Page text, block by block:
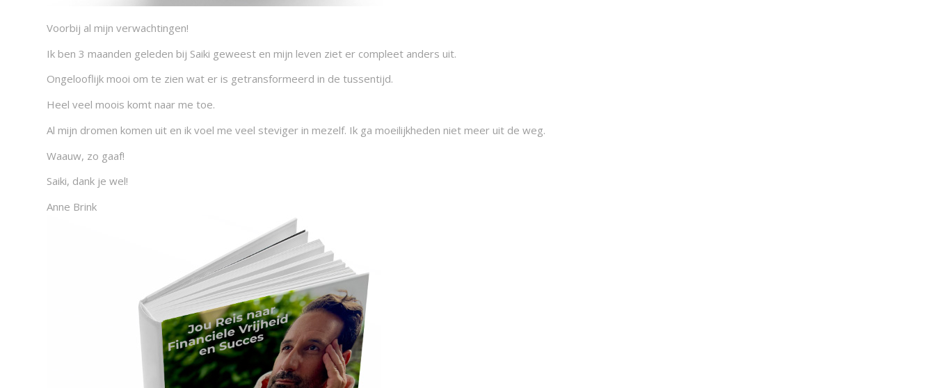
Voorbij al mijn verwachtingen!
Ik ben 3 maanden geleden bij Saiki geweest en mijn leven ziet er compleet anders uit.
Ongelooflijk mooi om te zien wat er is getransformeerd in de tussentijd.
Heel veel moois komt naar me toe.
Al mijn dromen komen uit en ik voel me veel steviger in mezelf. Ik ga moeilijkheden niet meer uit de weg.
Waauw, zo gaaf!
Saiki, dank je wel!
Anne Brink